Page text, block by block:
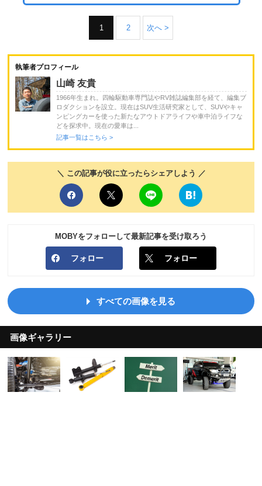
1 2 次へ >
執筆者プロフィール
山崎 友貴
1966年生まれ。四輪駆動車専門誌やRV雑誌編集部を経て、編集ブ
ロダクションを設立。現在はSUV生活研究家として、SUVやキャ
ンピングカーを使った新たなアウトドアライフや車中泊ライフな
どを探求中。現在の愛車は...
記事一覧はこちら >
＼ この記事が役に立ったらシェアしよう ／
MOBYをフォローして最新記事を受け取ろう
フォロー フォロー
すべての画像を見る
画像ギャラリー